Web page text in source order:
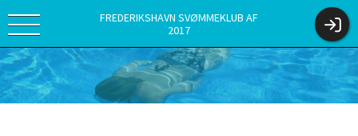
FREDERIKSHAVN SVØMMEKLUB AF
2017